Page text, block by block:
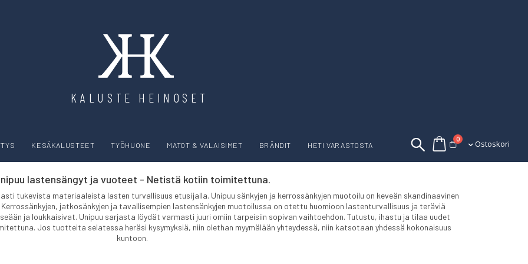
KALUSTE HEINOSET
Ostoskori
0tuotettaOstoskori
KESÄKALUSTEET TYÖHUONE MATOT & VALAISIMET BRÄNDIT HETI VARASTOSTA
lastensängyt ja vuoteet - Netistä kotiin toimitettuna.
tukevista materiaaleista lasten turvallisuus etusijalla. Unipuu sänkyjen ja kerrossänkyjen muotoilu on keveän skandinaavinen
jatkosänkyjen ja tavallisempien lastensänkyjen muotoilussa on otettu huomioon lastenturvallisuus ja teräviä
ja loukkaisivat. Unipuu sarjasta löydät varmasti juuri omiin tarpeisiin sopivan vaihtoehdon. Tutustu, ihastu ja tilaa uudet
Jos tuotteita selatessa heräsi kysymyksiä, niin olethan myymälään yhteydessä, niin katsotaan yhdessä kokonaisuus
kuntoon.